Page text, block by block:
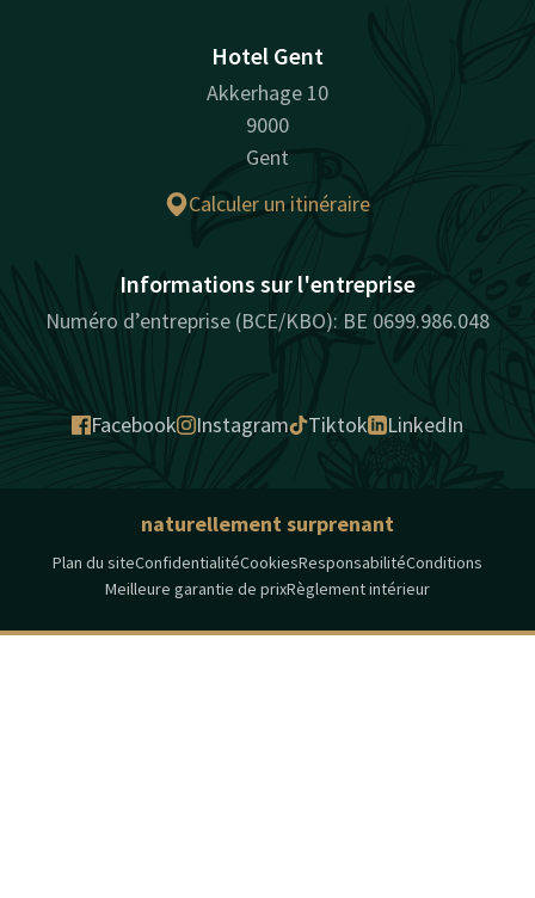
Hotel Gent
Akkerhage 10
9000
Gent
Calculer un itinéraire
Informations sur l'entreprise
Numéro d’entreprise (BCE/KBO): BE 0699.986.048
Facebook Instagram Tiktok LinkedIn
naturellement surprenant
Plan du siteConfidentialitéCookiesResponsabilitéConditions
Meilleure garantie de prixRèglement intérieur